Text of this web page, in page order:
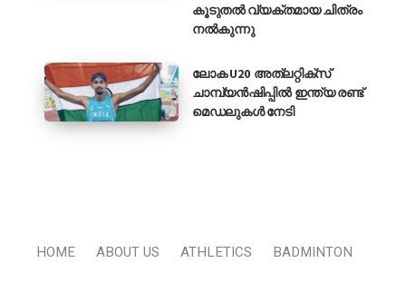
കൂടുതൽ വ്യക്തമായ ചിത്രം
നൽകുന്നു
ലോക U20 അത്‌ലറ്റിക്‌സ്
ചാമ്പ്യൻഷിപ്പിൽ ഇന്ത്യ രണ്ട്
മെഡലുകൾ നേടി
HOME ABOUT US ATHLETICS BADMINTON